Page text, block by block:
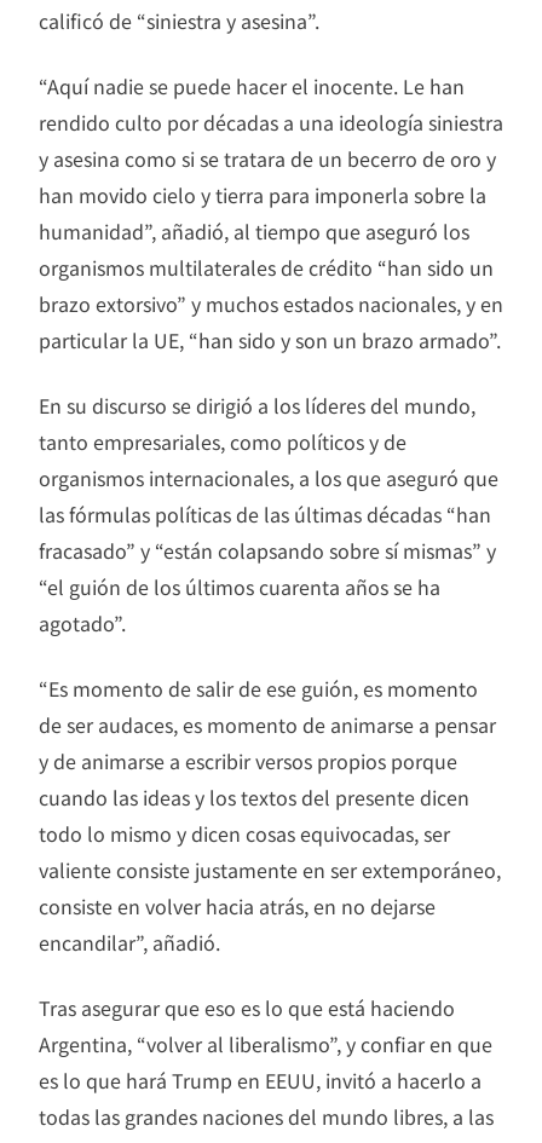
calificó de “siniestra y asesina”.
“Aquí nadie se puede hacer el inocente. Le han
rendido culto por décadas a una ideología siniestra
y asesina como si se tratara de un becerro de oro y
han movido cielo y tierra para imponerla sobre la
humanidad”, añadió, al tiempo que aseguró los
organismos multilaterales de crédito “han sido un
brazo extorsivo” y muchos estados nacionales, y en
particular la UE, “han sido y son un brazo armado”.
En su discurso se dirigió a los líderes del mundo,
tanto empresariales, como políticos y de
organismos internacionales, a los que aseguró que
las fórmulas políticas de las últimas décadas “han
fracasado” y “están colapsando sobre sí mismas” y
“el guión de los últimos cuarenta años se ha
agotado”.
“Es momento de salir de ese guión, es momento
de ser audaces, es momento de animarse a pensar
y de animarse a escribir versos propios porque
cuando las ideas y los textos del presente dicen
todo lo mismo y dicen cosas equivocadas, ser
valiente consiste justamente en ser extemporáneo,
consiste en volver hacia atrás, en no dejarse
encandilar”, añadió.
Tras asegurar que eso es lo que está haciendo
Argentina, “volver al liberalismo”, y confiar en que
es lo que hará Trump en EEUU, invitó a hacerlo a
todas las grandes naciones del mundo libres, a las